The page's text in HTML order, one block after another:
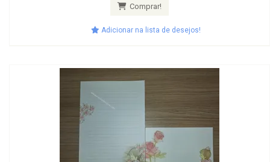
Comprar!
Adicionar na lista de desejos!